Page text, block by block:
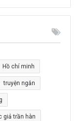
m
k
c
h
o
:
Hồ chí minh
truyện ngắn
giả trần hàn